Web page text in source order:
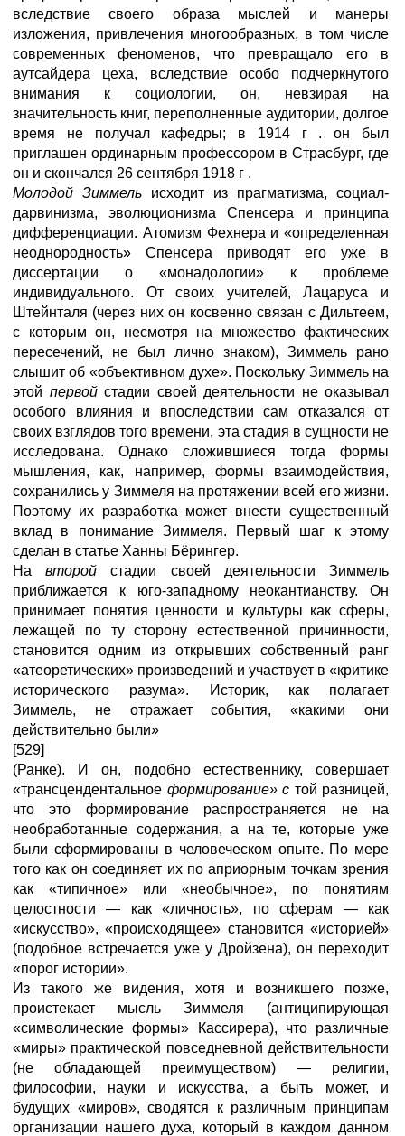
вследствие своего образа мыслей и манеры
изложения, привлечения многообразных, в том числе
современных феноменов, что превращало его в
аутсайдера цеха, вследствие особо подчеркнутого
внимания к социологии, он, невзирая на
значительность книг, переполненные аудитории, долгое
время не получал кафедры; в 1914 г . он был
приглашен ординарным профессором в Страсбург, где
он и скончался 26 сентября 1918 г .
Молодой Зиммель исходит из прагматизма, социал-
дарвинизма, эволюционизма Спенсера и принципа
дифференциации. Атомизм Фехнера и «определенная
неоднородность» Спенсера приводят его уже в
диссертации о «монадологии» к проблеме
индивидуального. От своих учителей, Лацаруса и
Штейнталя (через них он косвенно связан с Дильтеем,
с которым он, несмотря на множество фактических
пересечений, не был лично знаком), Зиммель рано
слышит об «объективном духе». Поскольку Зиммель на
этой первой стадии своей деятельности не оказывал
особого влияния и впоследствии сам отказался от
своих взглядов того времени, эта стадия в сущности не
исследована. Однако сложившиеся тогда формы
мышления, как, например, формы взаимодействия,
сохранились у Зиммеля на протяжении всей его жизни.
Поэтому их разработка может внести существенный
вклад в понимание Зиммеля. Первый шаг к этому
сделан в статье Ханны Бёрингер.
Навторойстадии своей деятельности Зиммель
приближается к юго-западному неокантианству. Он
принимает понятия ценности и культуры как сферы,
лежащей по ту сторону естественной причинности,
становится одним из открывших собственный ранг
«атеоретических» произведений и участвует в «критике
исторического разума». Историк, как полагает
Зиммель, не отражает события, «какими они
действительно были»
[529]
(Ранке). И он, подобно естественнику, совершает
«трансцендентальное формирование» с той разницей,
что это формирование распространяется не на
необработанные содержания, а на те, которые уже
были сформированы в человеческом опыте. По мере
того как он соединяет их по априорным точкам зрения
как «типичное» или «необычное», по понятиям
целостности — как «личность», по сферам — как
«искусство», «происходящее» становится «историей»
(подобное встречается уже у Дройзена), он переходит
«порог истории».
Из такого же видения, хотя и возникшего позже,
проистекает мысль Зиммеля (антиципирующая
«символические формы» Кассирера), что различные
«миры» практической повседневной действительности
(не обладающей преимуществом) — религии,
философии, науки и искусства, а быть может, и
будущих «миров», сводятся к различным принципам
организации нашего духа, который в каждом данном